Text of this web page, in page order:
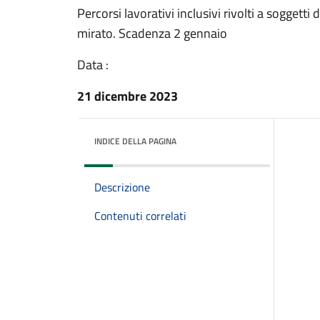
Percorsi lavorativi inclusivi rivolti a soggetti
mirato. Scadenza 2 gennaio
Data :
21 dicembre 2023
INDICE DELLA PAGINA
Descrizione
Contenuti correlati